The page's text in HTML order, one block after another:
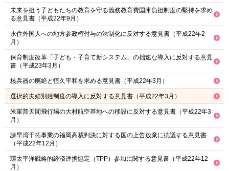
未来を担う子どもたちの教育を守る義務教育費国庫負担制度の堅持を求め
る意見書（平成22年9月）
永住外国人への地方参政権付与の法制化に反対する意見書（平成22年2
月）
保育制度改革「子ども・子育て新システム」の拙速な導入に反対する意見
書（平成23年3月）
核兵器の廃絶と恒久平和を求める意見書（平成22年3月）
選択的夫婦別姓制度の導入に反対する意見書（平成22年3月）
米軍普天間飛行場の大村航空基地への移設に反対する意見書（平成22年3
月）
諫早湾干拓事業の福岡高裁判決に対する国の上告放棄に抗議する意見書
（平成22年12月）
環太平洋戦略的経済連携協定（TPP）参加に関する意見書（平成22年12
月）